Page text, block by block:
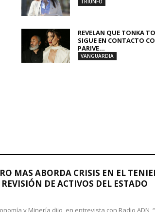
TRIUNFO
REVELAN QUE TONKA
SIGUE EN CONTACTO
PARIVE...
VANGUARDIA
MAS ABORDA CRISIS EN EL
DE ACTIVOS DEL ESTADO
y Minería dijo, en entrevista con Radio ADN,